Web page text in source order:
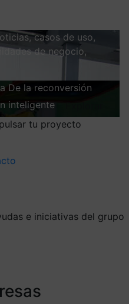
casos de uso,
de negocio,
De la reconversión
inteligente
tu proyecto
e iniciativas del grupo